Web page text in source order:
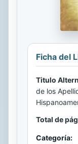
Ficha del
Titulo
de los
Total de
Categoría: